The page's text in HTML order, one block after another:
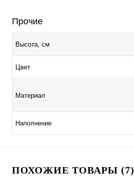
Прочие
Высота, см
Цвет
Материал
Наполнение
ПОХОЖИЕ ТОВАРЫ (7)